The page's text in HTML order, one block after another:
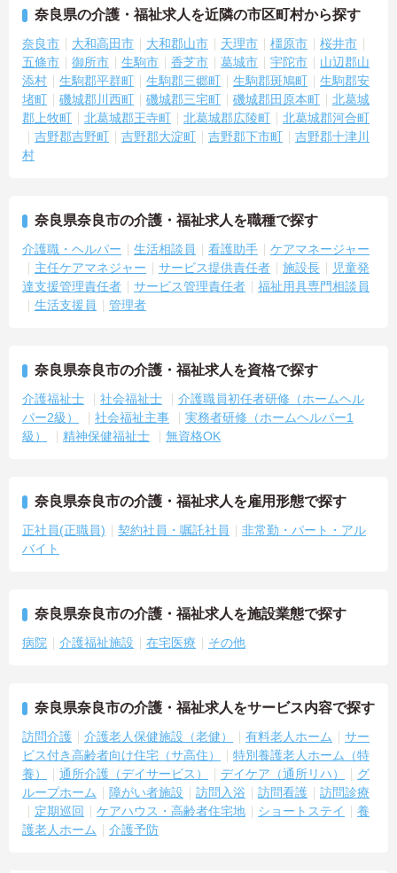
奈良県の介護・福祉求人を近隣の市区町村から探す
奈良市 大和高田市 大和郡山市 天理市 橿原市
桜井市
五條市
御所市 生駒市 香芝市 葛城市 宇陀市
山辺郡山
添村
生駒郡平群町 生駒郡三郷町 生駒郡斑鳩町
生駒郡安
堵町
磯城郡川西町 磯城郡三宅町 磯城郡田原本町
北葛城
郡上牧町
北葛城郡王寺町 北葛城郡広陵町
北葛城郡河合町
吉野郡吉野町
吉野郡大淀町 吉野郡下市町
吉野郡十津川
村
奈良県奈良市の介護・福祉求人を職種で探す
介護職・ヘルパー 生活相談員 看護助手
ケアマネージャー
主任ケアマネジャー
サービス提供責任者 施設長
児童発
達支援管理責任者
サービス管理責任者
福祉用具専門相談員
生活支援員
管理者
奈良県奈良市の介護・福祉求人を資格で探す
介護福祉士 社会福祉士
介護職員初任者研修（ホームヘル
パー2級）
社会福祉主事
実務者研修（ホームヘルパー1
級）
精神保健福祉士 無資格OK
奈良県奈良市の介護・福祉求人を雇用形態で探す
正社員(正職員) 契約社員・嘱託社員
非常勤・パート・アル
バイト
奈良県奈良市の介護・福祉求人を施設業態で探す
病院 介護福祉施設 在宅医療 その他
奈良県奈良市の介護・福祉求人をサービス内容で探す
訪問介護 介護老人保健施設（老健） 有料老人ホーム
サー
ビス付き高齢者向け住宅（サ高住）
特別養護老人ホーム（特
養）
通所介護（デイサービス） デイケア（通所リハ）
グ
ループホーム
障がい者施設 訪問入浴 訪問看護
訪問診療
定期巡回
ケアハウス・高齢者住宅地 ショートステイ
養
護老人ホーム
介護予防